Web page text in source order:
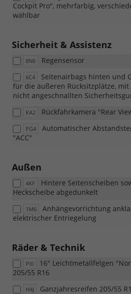
Cockpit Pro", mehrfarbig,
wählbar
Sicherheit & Assistenz
8N6 Regensensor
6C4
Seitenairbags hinten und
für die äußeren Rücksitzplätze,
nicht angeschnallten
KA2 Rückfahrkamera "Rear
PG4
Automatischer
"ACC"
Außen
4KF
Hintere Seitenscheiben
Heckscheibe abgedunkelt
1M6
Anhängevorrichtung
elektrischer Entriegelung
Räder & Technik
PI0
16" Leichtmetallfelgen
205/55 R16
H4J Ganzjahresreifen 205/55